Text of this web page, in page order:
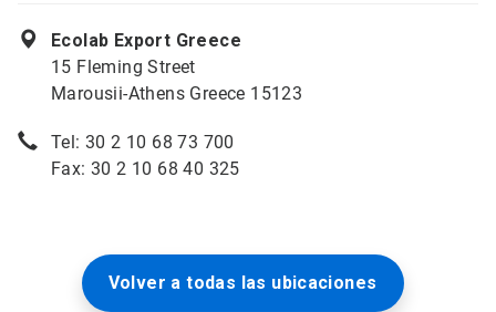
Ecolab Export Greece
15 Fleming Street
Marousii-Athens Greece 15123
Tel: 30 2 10 68 73 700
Fax: 30 2 10 68 40 325
Volver a todas las ubicaciones